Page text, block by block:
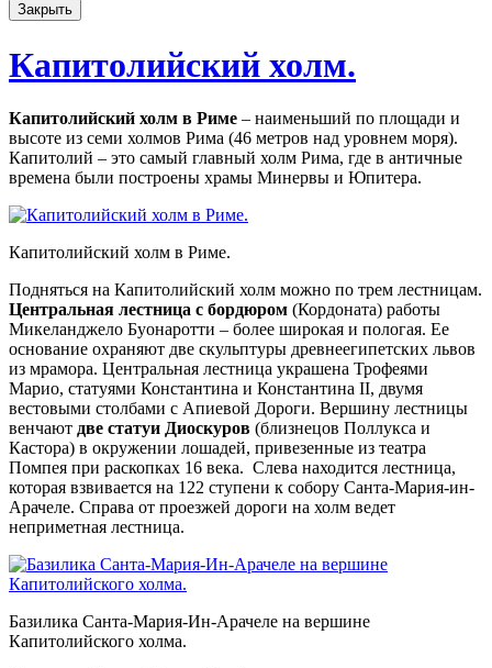
Закрыть
Капитолийский холм.
Капитолийский холм в Риме – наименьший по площади и
высоте из семи холмов Рима (46 метров над уровнем моря).
Капитолий – это самый главный холм Рима, где в античные
времена были построены храмы Минервы и Юпитера.
Капитолийский холм в Риме.
Подняться на Капитолийский холм можно по трем лестницам.
Центральная лестница с бордюром (Кордоната) работы
Микеланджело Буонаротти – более широкая и пологая. Ее
основание охраняют две скульптуры древнеегипетских львов
из мрамора. Центральная лестница украшена Трофеями
Марио, статуями Константина и Константина II, двумя
вестовыми столбами с Апиевой Дороги. Вершину лестницы
венчают две статуи Диоскуров (близнецов Поллукса и
Кастора) в окружении лошадей, привезенные из театра
Помпея при раскопках 16 века. Слева находится лестница,
которая взвивается на 122 ступени к собору Санта-Мария-ин-
Арачеле. Справа от проезжей дороги на холм ведет
неприметная лестница.
Базилика Санта-Мария-Ин-Арачеле на вершине
Капитолийского холма.